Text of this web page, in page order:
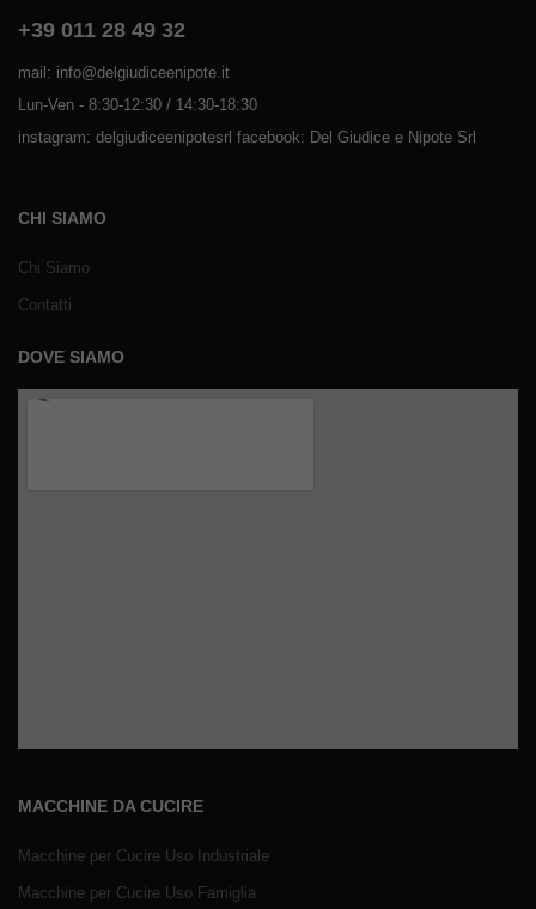
+39 011 28 49 32
mail: info@delgiudiceenipote.it
Lun-Ven - 8:30-12:30 / 14:30-18:30
instagram: delgiudiceenipotesrl facebook: Del Giudice e Nipote Srl
CHI SIAMO
Chi Siamo
Contatti
DOVE SIAMO
MACCHINE DA CUCIRE
Macchine per Cucire Uso Industriale
Macchine per Cucire Uso Famiglia